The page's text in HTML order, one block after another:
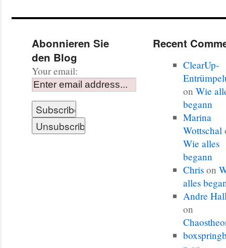
Abonnieren Sie
den Blog
Your email:
Recent
ClearUp-
onWie
begann
Marina
Wottschal
Wie alles
begann
Chris on
alles
Andre
on